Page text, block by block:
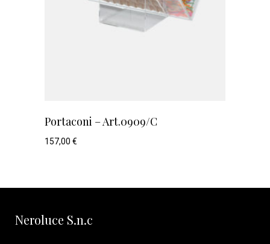
Portaconi – Art.0909/C
157,00 €
Neroluce S.n.c